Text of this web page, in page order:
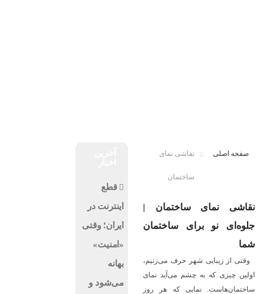
صفحه اصلی نقاشی نمای
ساختمان
نقاشی نمای ساختمان |
جلوه‌ای نو برای ساختمان
شما
وقتی از زیبایی شهر حرف می‌زنیم،
اولین چیزی که به چشم می‌آید نمای
ساختمان‌هاست. نمایی که هر روز
قطع
اینترنت در
ایران؛ وقتی
«امنیت»
بهانه
می‌شود و